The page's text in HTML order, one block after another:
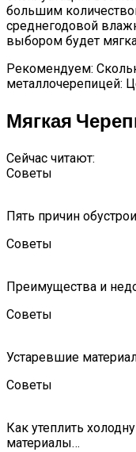
большим
среднегодовой
выбором будет
Рекомендуем:
металлочерепицей:
Мягкая
Сейчас читают:
Советы
Пять причин
Советы
Преимущества и
Советы
Устаревшие
Советы
Как утеплить
материалы…